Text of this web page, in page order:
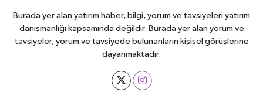
Burada yer alan yatırım haber, bilgi, yorum ve tavsiyeleri yatırım
danışmanlığı kapsamında değildir. Burada yer alan yorum ve
tavsiyeler, yorum ve tavsiyede bulunanların kişisel görüşlerine
dayanmaktadır.